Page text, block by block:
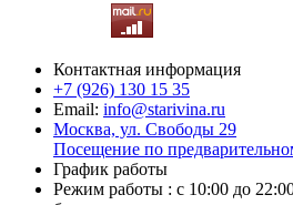
Контактная информация
+7 (926) 130 15 35
Email: info@starivina.ru
Москва, ул. Свободы 29
Посещение по
График работы
Режим работы : с 10:00 до